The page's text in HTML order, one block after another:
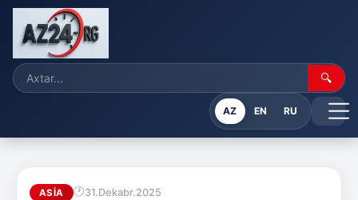
🔍
AZ EN RU
ASIA 31.Dekabr.2025